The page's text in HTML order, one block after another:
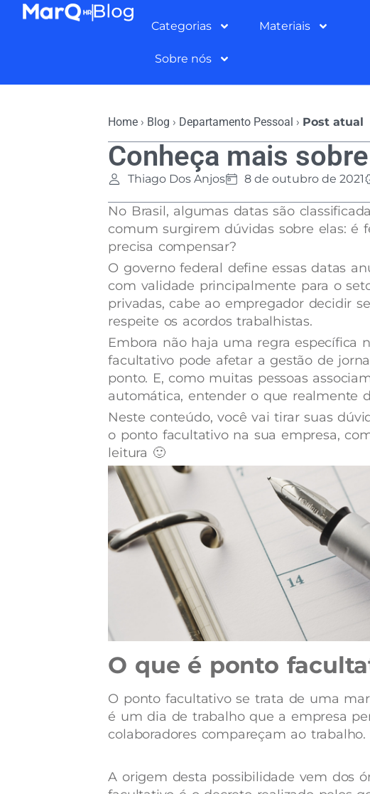
Categorias Materiais
Sobre nós
Home › Blog › Departamento Pessoal › Post atual
Conheça mais
Thiago Dos Anjos 8 de outubro de 2021
No Brasil, algumas datas são
comum surgirem dúvidas sobre elas: é
precisa compensar?
O governo federal define essas datas
com validade principalmente para o
privadas, cabe ao empregador decidir
respeite os acordos trabalhistas.
Embora não haja uma regra específica
facultativo pode afetar a gestão de
ponto. E, como muitas pessoas
automática, entender o que realmente
Neste conteúdo, você vai tirar suas
o ponto facultativo na sua empresa,
leitura 🙂
O que é ponto
O ponto facultativo se trata de uma
é um dia de trabalho que a empresa
colaboradores compareçam ao trabalho.
A origem desta possibilidade vem dos